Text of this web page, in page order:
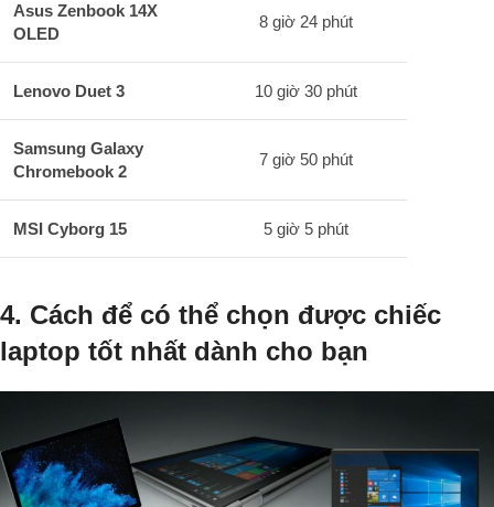
Asus Zenbook 14X
OLED
8 giờ 24 phút
Lenovo Duet 3 10 giờ 30 phút
Samsung Galaxy
Chromebook 2
7 giờ 50 phút
MSI Cyborg 15 5 giờ 5 phút
4. Cách để có thể chọn được chiếc
laptop tốt nhất dành cho bạn